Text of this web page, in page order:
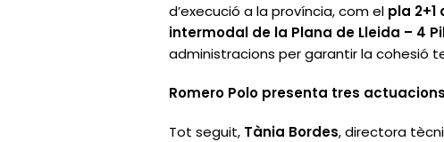
d’execució a la província, com el pla
intermodal de la Plana de Lleida – 4
administracions per garantir la cohesió
Romero Polo presenta tres
Tot seguit, Tània Bordes, directora